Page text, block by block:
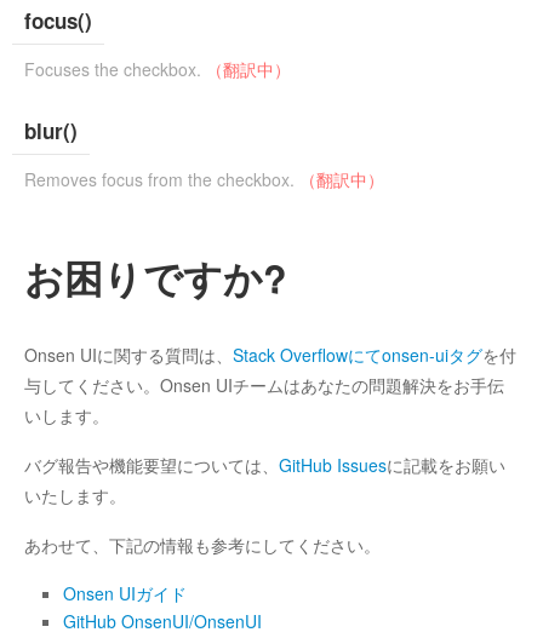
focus()
Focuses the checkbox. （翻訳中）
blur()
Removes focus from the checkbox. （翻訳中）
お困りですか?
Onsen UIに関する質問は、 Stack Overflowにてonsen-uiタグを付
与してください。Onsen UIチームはあなたの問題解決をお手伝
いします。
バグ報告や機能要望については、 GitHub Issuesに記載をお願い
いたします。
あわせて、下記の情報も参考にしてください。
Onsen UIガイド
GitHub OnsenUI/OnsenUI